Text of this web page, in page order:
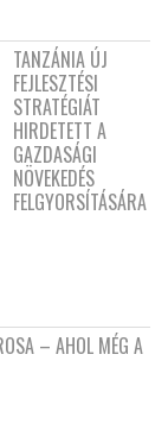
TANZÁNIA ÚJ
FEJLESZTÉSI
STRATÉGIÁT
HIRDETETT A
GAZDASÁGI
NÖVEKEDÉS
FELGYORSÍTÁSÁRA
– AHOL MÉG A